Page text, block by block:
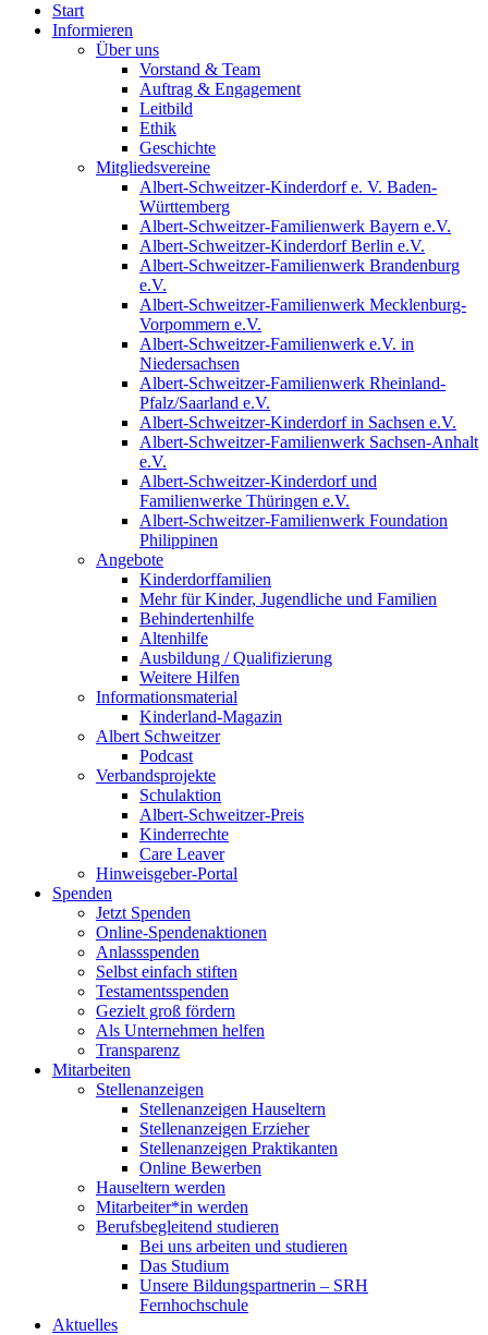
Start
Informieren
Über uns
Vorstand & Team
Auftrag & Engagement
Leitbild
Ethik
Geschichte
Mitgliedsvereine
Albert-Schweitzer-Kinderdorf e. V. Baden-
Württemberg
Albert-Schweitzer-Familienwerk Bayern e.V.
Albert-Schweitzer-Kinderdorf Berlin e.V.
Albert-Schweitzer-Familienwerk Brandenburg
e.V.
Albert-Schweitzer-Familienwerk Mecklenburg-
Vorpommern e.V.
Albert-Schweitzer-Familienwerk e.V. in
Niedersachsen
Albert-Schweitzer-Familienwerk Rheinland-
Pfalz/Saarland e.V.
Albert-Schweitzer-Kinderdorf in Sachsen e.V.
Albert-Schweitzer-Familienwerk Sachsen-Anhalt
e.V.
Albert-Schweitzer-Kinderdorf und
Familienwerke Thüringen e.V.
Albert-Schweitzer-Familienwerk Foundation
Philippinen
Angebote
Kinderdorffamilien
Mehr für Kinder, Jugendliche und Familien
Behindertenhilfe
Altenhilfe
Ausbildung / Qualifizierung
Weitere Hilfen
Informationsmaterial
Kinderland-Magazin
Albert Schweitzer
Podcast
Verbandsprojekte
Schulaktion
Albert-Schweitzer-Preis
Kinderrechte
Care Leaver
Hinweisgeber-Portal
Spenden
Jetzt Spenden
Online-Spendenaktionen
Anlassspenden
Selbst einfach stiften
Testamentsspenden
Gezielt groß fördern
Als Unternehmen helfen
Transparenz
Mitarbeiten
Stellenanzeigen
Stellenanzeigen Hauseltern
Stellenanzeigen Erzieher
Stellenanzeigen Praktikanten
Online Bewerben
Hauseltern werden
Mitarbeiter*in werden
Berufsbegleitend studieren
Bei uns arbeiten und studieren
Das Studium
Unsere Bildungspartnerin – SRH
Fernhochschule
Aktuelles